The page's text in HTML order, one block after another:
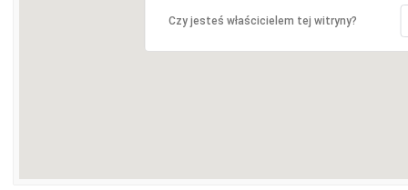
Czy jesteś właścicielem tej witryny?